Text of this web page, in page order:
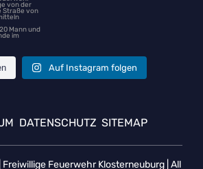
Auf Instagram folgen
DATENSCHUTZ SITEMAP
Freiwillige Feuerwehr Klosterneuburg| All